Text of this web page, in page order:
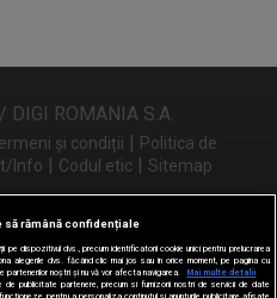
ROMANIA S.A.
și condiții | Politica de
Info | Codul etic | Sitemap
ne și pe
să rămână confidențiale
pe dispozitivul dvs., precum identificatorii cookie unici pentru prelucrarea
alegerile dvs. făcând clic mai jos sau în orice moment, pe pagina cu
noștri și nu vă vor afecta navigarea.
Mai multe detalii
publicitate partenere, precum si furnizorii nostri de servicii de date